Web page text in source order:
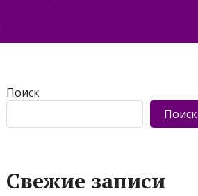
Поиск
Поиск
Свежие записи